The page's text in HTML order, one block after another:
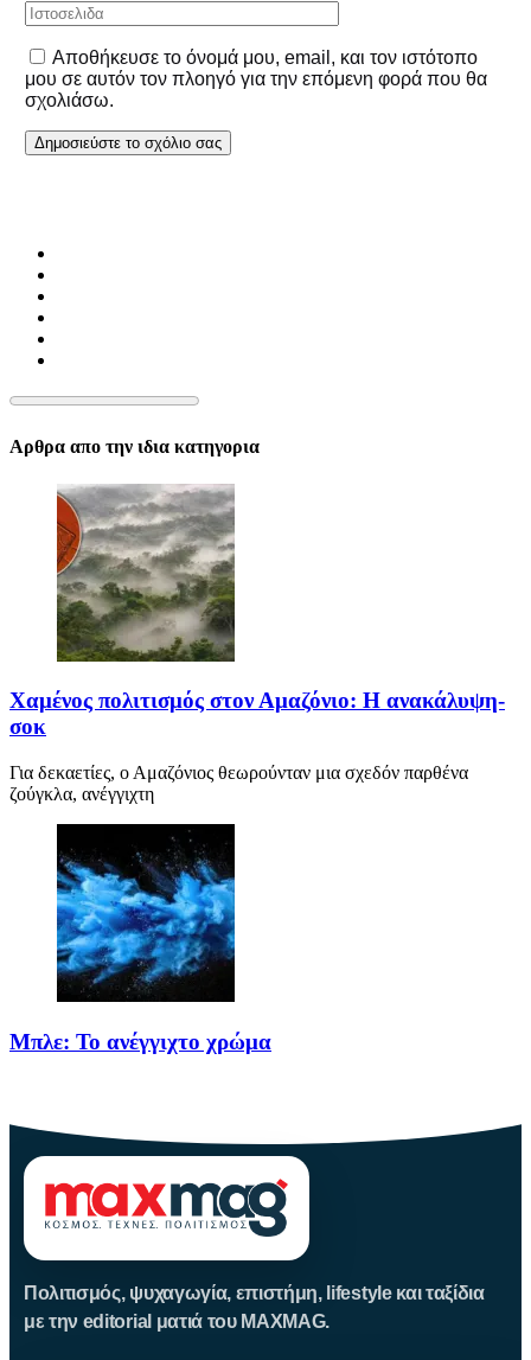
Αποθήκευσε το όνομά μου, email, και τον ιστότοπο
μου σε αυτόν τον πλοηγό για την επόμενη φορά που θα
σχολιάσω.
Αρθρα απο την ιδια κατηγορια
Χαμένος πολιτισμός στον Αμαζόνιο: Η ανακάλυψη-
σοκ
Για δεκαετίες, ο Αμαζόνιος θεωρούνταν μια σχεδόν παρθένα
ζούγκλα, ανέγγιχτη
Μπλε: Το ανέγγιχτο χρώμα
Πολιτισμός, ψυχαγωγία, επιστήμη, lifestyle και ταξίδια
με την editorial ματιά του MAXMAG.